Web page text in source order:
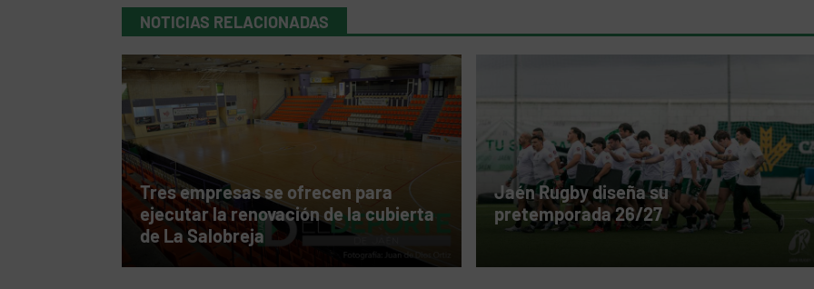
NOTICIAS RELACIONADAS
Tres empresas se ofrecen para
ejecutar la renovación de la cubierta
de La Salobreja
Jaén Rugby diseña su
pretemporada 26/27